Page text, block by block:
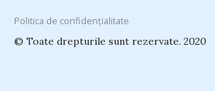
Politica de confidențialitate
© Toate drepturile sunt rezervate. 2020